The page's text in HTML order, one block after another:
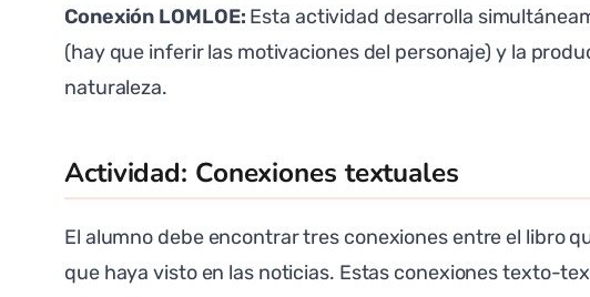
Conexión LOMLOE: Esta actividad desarrolla
(hay que inferir las motivaciones del personaje) y la
naturaleza.
Actividad: Conexiones textuales
El alumno debe encontrar tres conexiones entre el libro
que haya visto en las noticias. Estas conexiones texto-